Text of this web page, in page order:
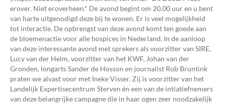
erover. Niet eroverheen.* De avond begint om 20.00 uur en u bent
van harte uitgenodigd deze bij te wonen. Er is veel mogelijkheid
tot interactie. De opbrengst van deze avond komt ten goede aan
de bloemenactie voor alle hospices in Nederland. In de aanloop
van deze interessante avond met sprekers als voorzitter van SIRE,
Lucy van der Helm, voorzitter van het KWF, Johan van der
Gronden, longarts Sander de Hosson en journalist Rob Bruntink
praten we alvast voor met Ineke Visser. Zij is voorzitter van het
Landelijk Expertisecentrum Sterven én een van de intiatiefnemers
van deze belangrijke campagne die in haar ogen zeer noodzakelijk